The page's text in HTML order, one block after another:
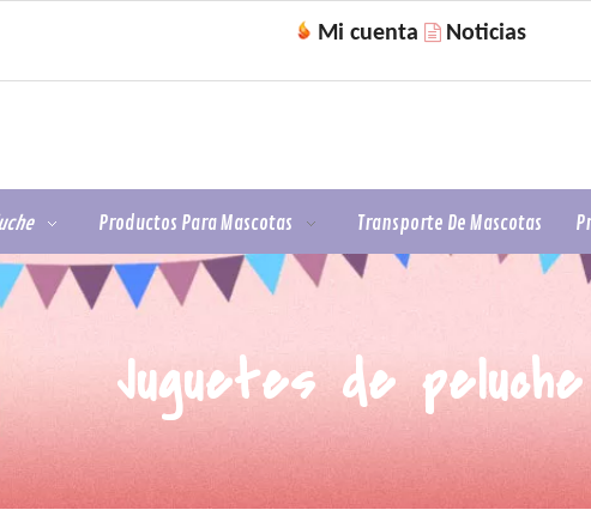
Mi cuenta  Noticias
Productos Para Mascotas Transporte De Mascotas
Juguetes de peluche